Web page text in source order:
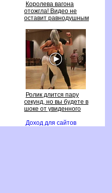
Королева вагона
отожгла! Видео не
оставит равнодушным
Ролик длится пару
секунд, но вы будете
шоке от увиденного
Доход для сайто